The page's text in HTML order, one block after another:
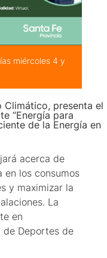
miércoles 4 y
Climático, presenta el
“Energía para
de la Energía en
acerca de
en los consumos
y maximizar la
La
en
de Deportes de